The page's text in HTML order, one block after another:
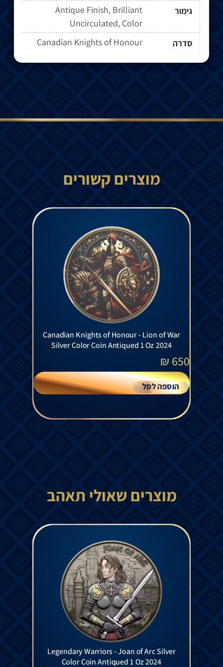
גימור
Antique Finish, Brilliant
Uncirculated, Color
סדרה
Canadian Knights of Honour
מוצרים קשורים
Canadian Knights of Honour - Lion of War
Silver Color Coin Antiqued 1 Oz 2024
650
₪
הוספה לסל
מוצרים שאולי תאהב
Legendary Warriors - Joan of Arc Silver
Color Coin Antiqued 1 Oz 2024